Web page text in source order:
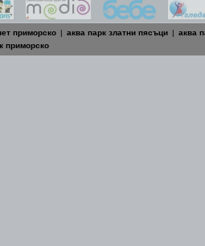
приморско | аква парк златни пясъци | аква
приморско